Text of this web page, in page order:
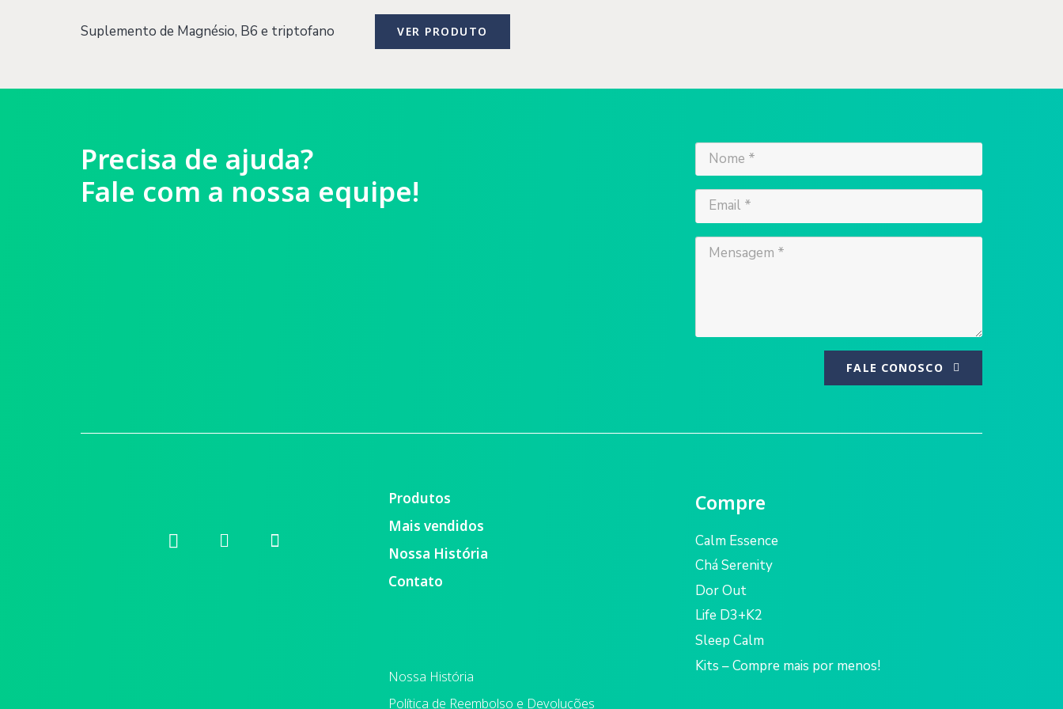
Suplemento de Magnésio, B6 e triptofano VER PRODUTO
Precisa de ajuda?
Fale com a nossa equipe!
FALE CONOSCO
Produtos
Mais vendidos
Nossa História
Contato
Nossa História
Política de Reembolso e Devoluções
Compre
Calm Essence
Chá Serenity
Dor Out
Life D3+K2
Sleep Calm
Kits – Compre mais por menos!